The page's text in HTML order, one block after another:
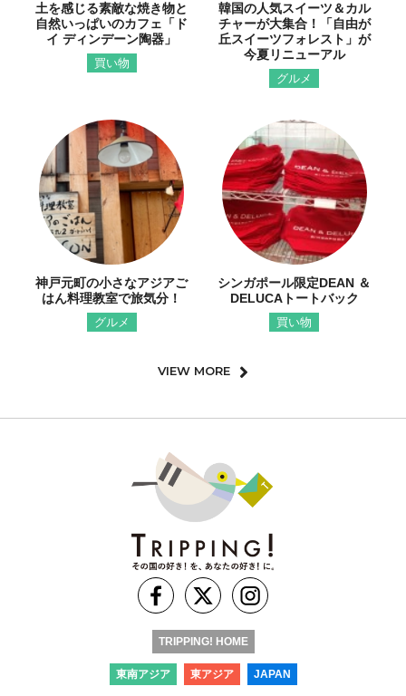
土を感じる素敵な焼き物と
自然いっぱいのカフェ「ド
イ ディンデーン陶器」
買い物
韓国の人気スイーツ＆カル
チャーが大集合！「自由が
丘スイーツフォレスト」が
今夏リニューアル
グルメ
神戸元町の小さなアジアご
はん料理教室で旅気分！
グルメ
シンガポール限定DEAN ＆
DELUCAトートバック
買い物
VIEW MORE
TRIPPING! HOME
東南アジア 東アジア JAPAN